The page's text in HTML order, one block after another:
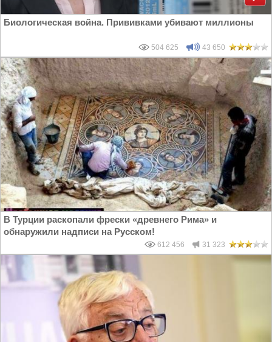
Биологическая война. Прививками убивают миллионы
504 625 43 650
В Турции раскопали фрески «древнего Рима» и
обнаружили надписи на Русском!
612 456 31 323